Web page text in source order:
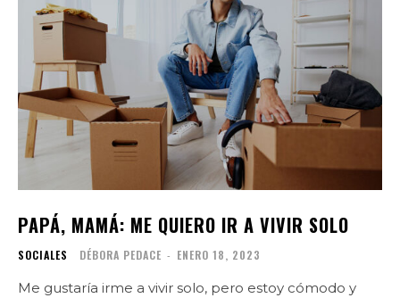
PAPÁ, MAMÁ: ME QUIERO IR A VIVIR SOLO
SOCIALES DÉBORA PEDACE - ENERO 18, 2023
Me gustaría irme a vivir solo, pero estoy cómodo y